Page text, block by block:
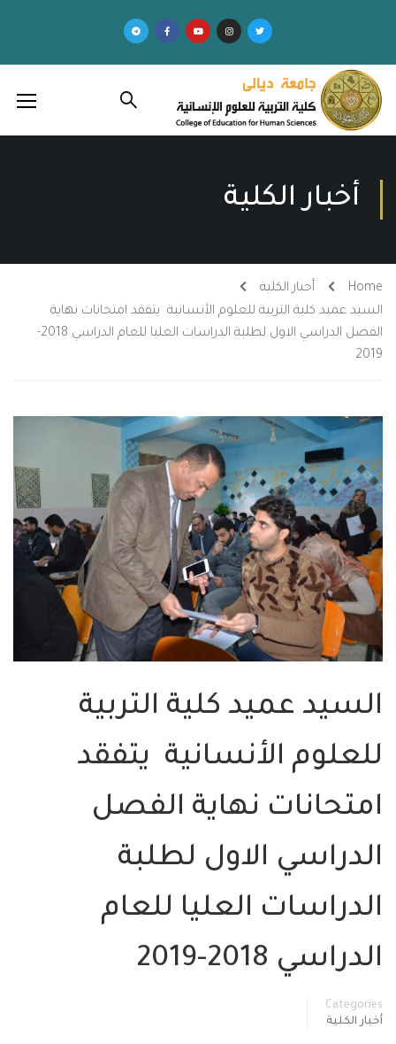
أخبار الكلية
Home
أخبار الكلية
السيد عميد كلية التربية للعلوم الأنسانية يتفقد امتحانات نهاية
الفصل الدراسي الاول لطلبة الدراسات العليا للعام الدراسي 2018-
2019
السيد عميد كلية التربية
للعلوم الأنسانية يتفقد
امتحانات نهاية الفصل
الدراسي الاول لطلبة
الدراسات العليا للعام
الدراسي 2018-2019
Categories
أخبار الكلية